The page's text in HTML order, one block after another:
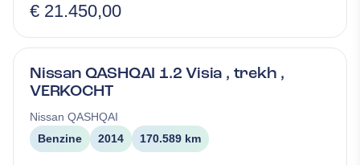
€ 21.450,00
Nissan QASHQAI 1.2 Visia , trekh ,
VERKOCHT
Nissan QASHQAI
Benzine
2014 170.589 km